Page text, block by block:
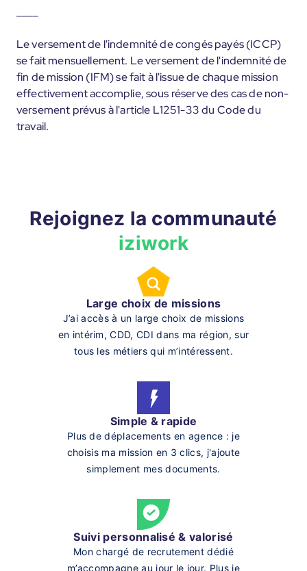
Le versement de l'indemnité de congés payés (ICCP)
se fait mensuellement. Le versement de l'indemnité de
fin de mission (IFM) se fait à l'issue de chaque mission
effectivement accomplie, sous réserve des cas de non-
versement prévus à l'article L1251-33 du Code du
travail.
Rejoignez la communauté
iziwork
Large choix de missions
J’ai accès à un large choix de missions
en intérim, CDD, CDI dans ma région, sur
tous les métiers qui m’intéressent.
Simple & rapide
Plus de déplacements en agence : je
choisis ma mission en 3 clics, j'ajoute
simplement mes documents.
Suivi personnalisé & valorisé
Mon chargé de recrutement dédié
m’accompagne au jour le jour. Plus je